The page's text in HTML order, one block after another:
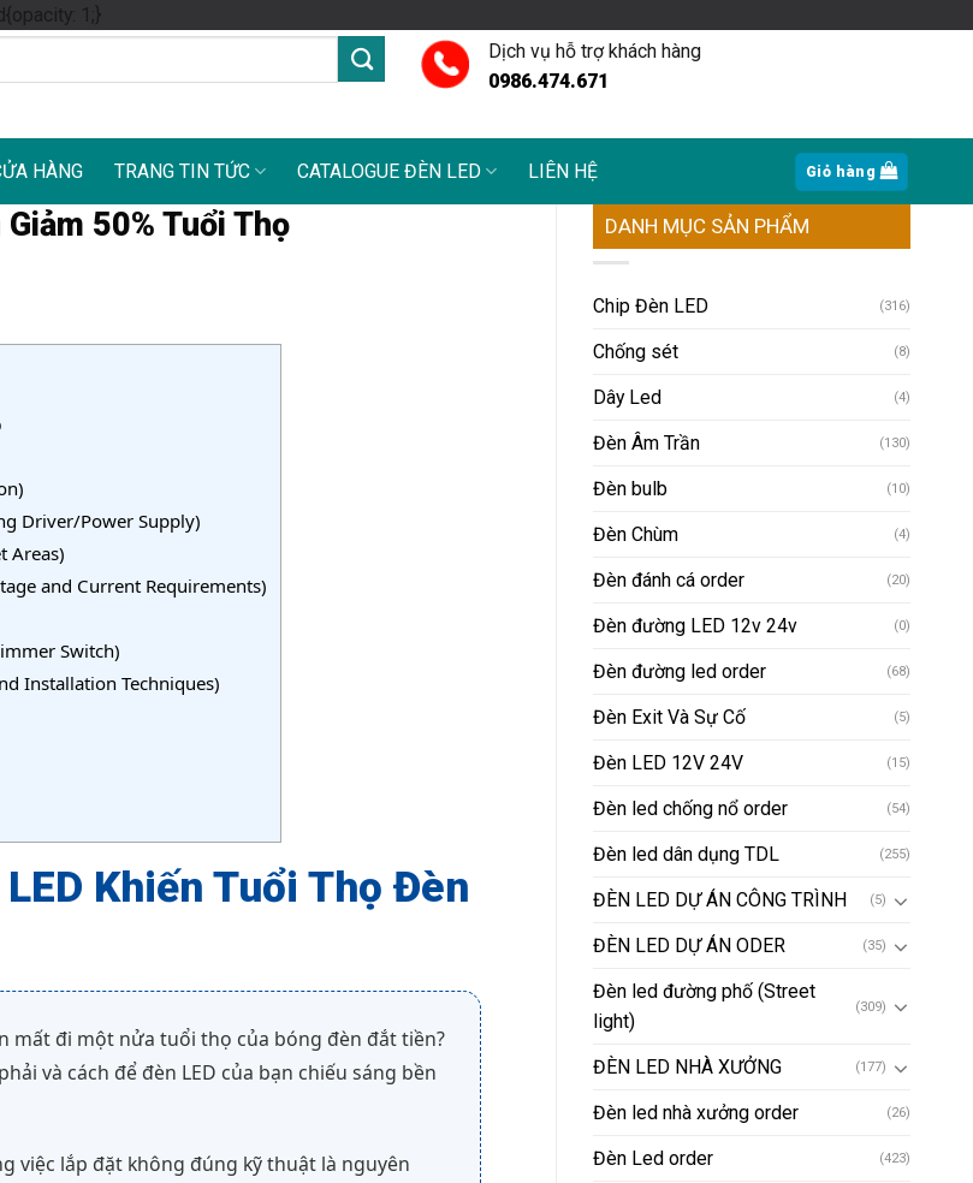
1;}Skip
to
Dịch vụ hỗ trợ khách hàng
0986.474.671
HÀNG TRANG TIN TỨC CATALOGUE ĐÈN LED LIÊN HỆ Giỏ hàng
50% Tuổi Thọ
Driver/Power Supply)
Areas)
and Current Requirements)
Switch)
Installation Techniques)
Khiến Tuổi Thọ Đèn
mất đi một nửa tuổi thọ của bóng đèn đắt tiền?
và cách để đèn LED của bạn chiếu sáng bền
việc lắp đặt không đúng kỹ thuật là nguyên
DANH MỤC SẢN PHẨM
Chip Đèn LED (316)
Chống sét (8)
Dây Led (4)
Đèn Âm Trần (130)
Đèn bulb (10)
Đèn Chùm (4)
Đèn đánh cá order (20)
Đèn đường LED 12v 24v (0)
Đèn đường led order (68)
Đèn Exit Và Sự Cố (5)
Đèn LED 12V 24V (15)
Đèn led chống nổ order (54)
Đèn led dân dụng TDL (255)
ĐÈN LED DỰ ÁN CÔNG TRÌNH (5)
ĐÈN LED DỰ ÁN ODER (35)
Đèn led đường phố (Street
light)
(309)
ĐÈN LED NHÀ XƯỞNG (177)
Đèn led nhà xưởng order (26)
Đèn Led order (423)